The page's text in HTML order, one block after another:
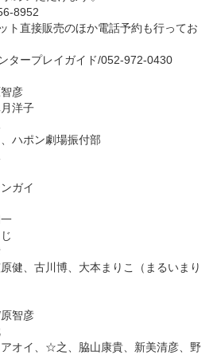
8952
ト直接販売のほか電話予約も行ってお
タープレイガイド/052-972-0430
彦
洋子
ハポン劇場振付部
ガイ
健、古川博、大本まりこ（まるいまり
智彦
アオイ、☆之、脇山康貴、新美清彦、野